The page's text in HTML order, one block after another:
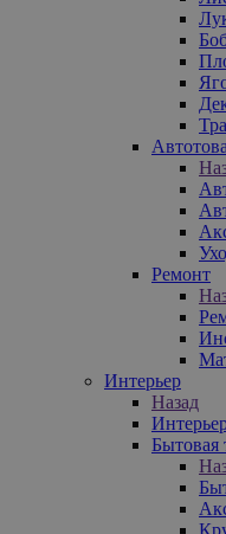
Ремонт
Интерьер
Назад
Бытовая